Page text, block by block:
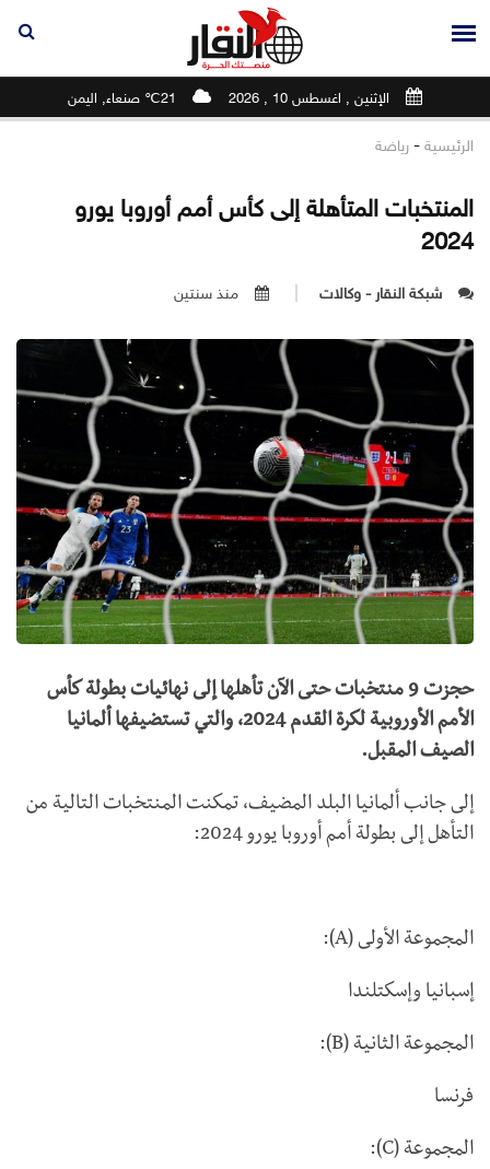
الإثنين , اغسطس 10 , 2026 21℃ صنعاء, اليمن
الرئيسية - رياضة
المنتخبات المتأهلة إلى كأس أمم أوروبا يورو
2024
شبكة النقار - وكالات منذ سنتين
حجزت 9 منتخبات حتى الآن تأهلها إلى نهائيات بطولة ​كأس
الأمم الأوروبية لكرة القدم 2024​، والتي تستضيفها ​ألمانيا
الصيف المقبل.
إلى جانب ألمانيا البلد المضيف، تمكنت المنتخبات التالية من
التأهل إلى بطولة أمم أوروبا يورو 2024:
المجموعة الأولى (A):
إسبانيا وإسكتلندا
المجموعة الثانية (B):
فرنسا
المجموعة (C):